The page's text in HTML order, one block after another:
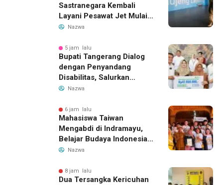
Sastranegara Kembali
Layani Pesawat Jet Mulai
14 Agustus 2026, Garuda
Bandung-Denpasar
Nazwa
5 jam lalu
Bupati Tangerang Dialog
dengan Penyandang
Disabilitas, Salurkan
Bantuan dan Tampung
Nazwa
6 jam lalu
Mahasiswa Taiwan
Mengabdi di Indramayu,
Belajar Budaya Indonesia
dan Edukasi Pekerja
Nazwa
8 jam lalu
Dua Tersangka Kericuhan